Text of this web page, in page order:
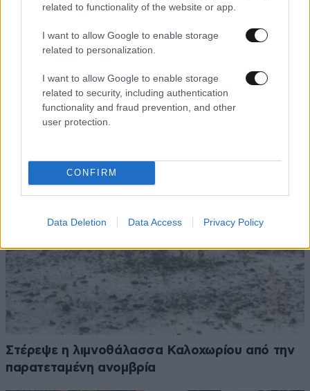
related to functionality of the website or app.
I want to allow Google to enable storage
related to personalization.
I want to allow Google to enable storage
related to security, including authentication
functionality and fraud prevention, and other
user protection.
CONFIRM
Data Deletion Data Access Privacy Policy
Ενδεχομένως και σήμερα η πρώτη εκτίμηση του
ιατροδικαστή για τον 90χρονο που βρέθηκε σε
καταψύκτη στον Μυστρά – Τι υποστηρίζει ο
γιος του
Στέρεψε η λιμνοθάλασσα Καλοχωρίου από την
παρατεταμένη ανομβρία